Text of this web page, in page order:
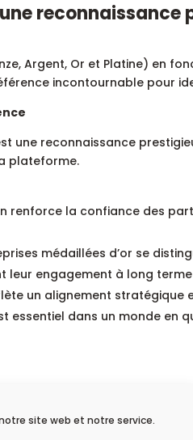
site web et notre service.
reconnaissance
Argent, Or et Platine) en
incontournable pour
une reconnaissance
plateforme.
renforce la confiance des
médaillées d’or se
leur engagement à long
un alignement
essentiel dans un monde en
sur nos